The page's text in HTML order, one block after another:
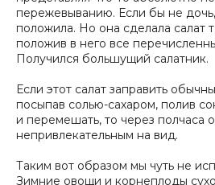
пережевыванию. Если бы не
положила. Но она сделала салат
положив в него все
Получился большущий салатник.
Если этот салат заправить
посыпав солью-сахаром, полив
и перемешать, то через полчаса
непривлекательным на вид.
Таким вот образом мы чуть не
Зимние овощи и корнеплоды